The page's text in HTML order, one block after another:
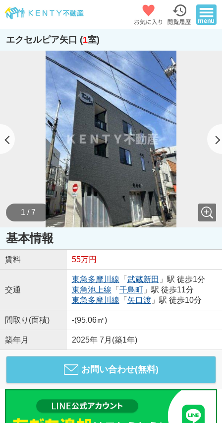
エクセルピア矢口 (1室)
1 / 7
基本情報
賃料 55万円
交通
東急多摩川線 「 武蔵新田 」駅 徒歩1分
東急池上線 「 千鳥町」駅 徒歩11分
東急多摩川線 「 矢口渡」駅 徒歩10分
間取り(面積) -(95.06㎡)
築年月 2025年 7月(築1年)
お問い合わせ(無料)